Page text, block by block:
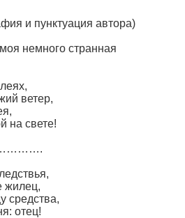
и пунктуация автора)
немного странная
ветер,
на свете!
жилец,
средства,
отец!